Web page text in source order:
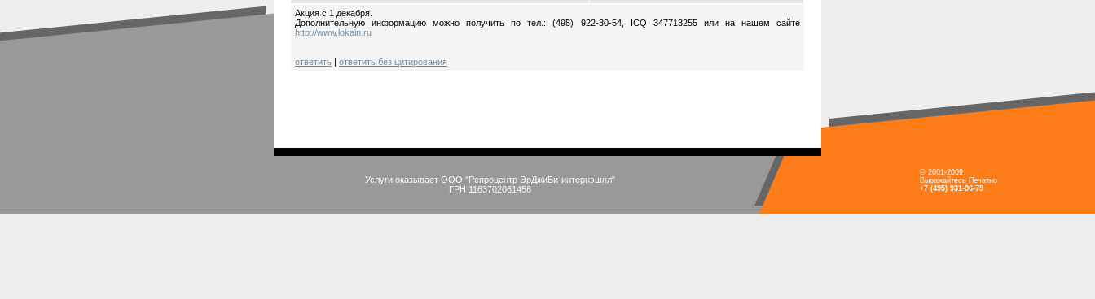
Акция с 1 декабря.
Дополнительную информацию можно получить по тел.: (495) 922-30-54, ICQ 347713255 или на нашем сайте
http://www.lokain.ru
ответить | ответить без цитирования
Услуги оказывает ООО "Репроцентр ЭрДжиБи-интернэшнл"
ГРН 1163702061456
© 2001-2009
Выражайтесь Печатно
+7 (495) 931-96-79